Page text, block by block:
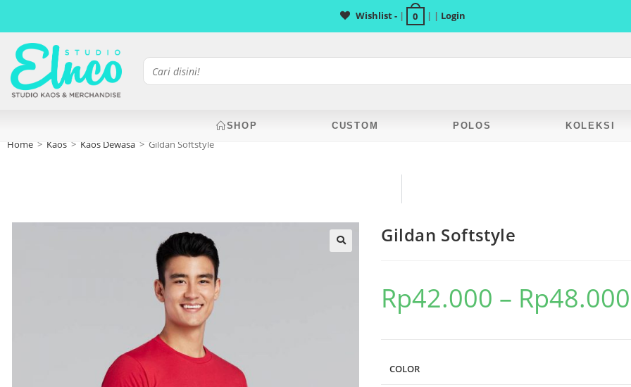
Wishlist - | 0 | | Login
SHOP CUSTOM POLOS KOLEKSI
Home > Kaos > Kaos Dewasa > Gildan Softstyle
Gildan Softstyle
Rp42.000 – Rp48.000
COLOR